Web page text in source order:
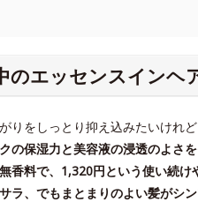
のエッセンスインヘ
りをしっとり抑え込みたいけれ
の保湿力と美容液の浸透のよさ
香料で、1,320円という使い続け
ラ、でもまとまりのよい髪がシ